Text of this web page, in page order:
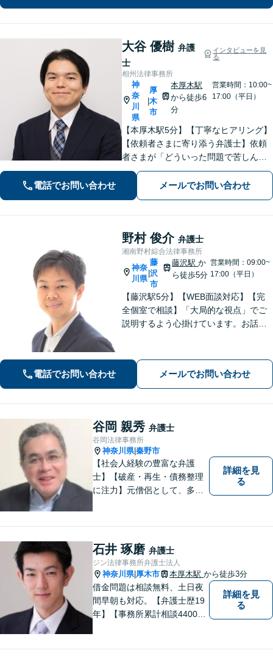
一人で抱え込まずにご連絡ください。
大谷 優樹 弁護
士
インタビューを見
る
相州法律事務所
神
奈
川
県
厚
木
市
本厚木駅
から徒歩6
分
営業時間：10:00~
17:00（平日）
【本厚木駅5分】【丁寧なヒアリング】
【依頼者さまに寄り添う弁護士】依頼
者さまが「どういった問題で苦しんで
いるのか」「最終的にどのような未来
を望んでいるのか」を丁寧に伺い、最
善の解決策をご提案します。お気軽に
電話でお問い合わせ メールでお問い合わせ
野村 俊介 弁護士
湘南野村綜合法律事務所
神奈
川県
|
藤
沢
市
藤沢駅か
ら徒歩5分
営業時間：09:00~
17:00（平日）
【藤沢駅5分】【WEB面談対応】【完
全個室で相談】「大局的な視点」でご
説明するよう心掛けています。お話を
般社団法人の代表者を経験した弁護
士」「AIを活用した効率的な契約書レ
ビュー」
電話でお問い合わせ メールでお問い合わせ
谷岡 親秀 弁護士
谷岡法律事務所
神奈川県|秦野市
【社会人経験の豊富な弁護
士】【破産・再生・債務整理
に注力】元僧侶として、多く
る法律問題のより良い解決策
は何か」を常に考え、アドバ
イスをいたします！
詳細を見
る
石井 琢磨 弁護士
ジン法律事務所弁護士法人
神奈川県| 厚木市 本厚木駅 から徒歩3分
借金問題は相談無料、土日夜
間早朝も対応。【弁護士歴19
年】【事務所累計相談4400件
詳細を見
る